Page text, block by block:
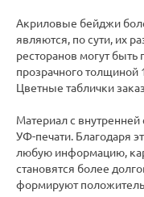
Акриловые бейджи
являются, по сути, их
ресторанов могут
прозрачного
Цветные таблички
Материал с
УФ-печати. Благодаря
любую информацию,
становятся более
формируют